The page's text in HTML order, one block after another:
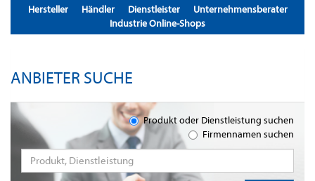
Hersteller Händler Dienstleister
Unternehmensberater
Industrie Online-Shops
ANBIETER SUCHE
Produkt oder Dienstleistung suchen
Firmennamen suchen